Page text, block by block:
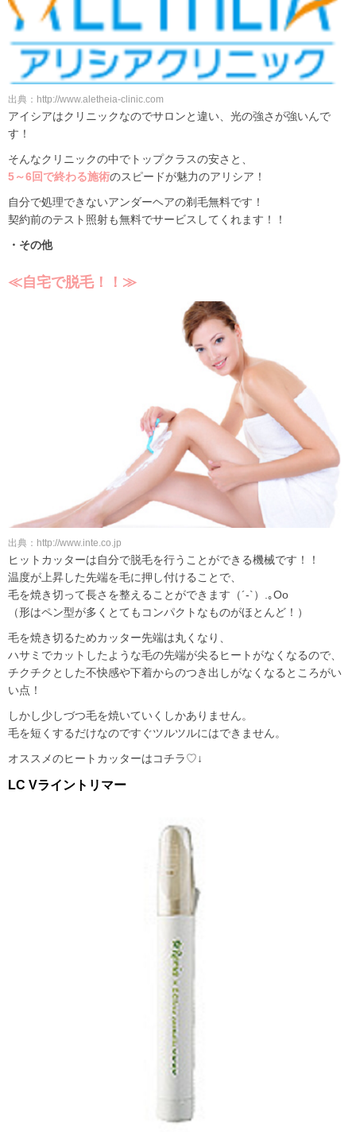
出典：http://www.aletheia-clinic.com
アイシアはクリニックなのでサロンと違い、光の強さが強いんで
す！
そんなクリニックの中でトップクラスの安さと、
5～6回で終わる施術のスピードが魅力のアリシア！
自分で処理できないアンダーヘアの剃毛無料です！
契約前のテスト照射も無料でサービスしてくれます！！
・その他
≪自宅で脱毛！！≫
出典：http://www.inte.co.jp
ヒットカッターは自分で脱毛を行うことができる機械です！！
温度が上昇した先端を毛に押し付けることで、
毛を焼き切って長さを整えることができます（´-`）.｡Oo
（形はペン型が多くとてもコンパクトなものがほとんど！）
毛を焼き切るためカッター先端は丸くなり、
ハサミでカットしたような毛の先端が尖るヒートがなくなるので、
チクチクとした不快感や下着からのつき出しがなくなるところがい
い点！
しかし少しづつ毛を焼いていくしかありません。
毛を短くするだけなのですぐツルツルにはできません。
オススメのヒートカッターはコチラ♡↓
LC Vライントリマー